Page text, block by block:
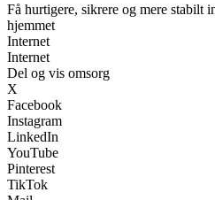
Få hurtigere, sikrere og mere stabilt
hjemmet
Internet
Internet
Del og vis omsorg
X
Facebook
Instagram
LinkedIn
YouTube
Pinterest
TikTok